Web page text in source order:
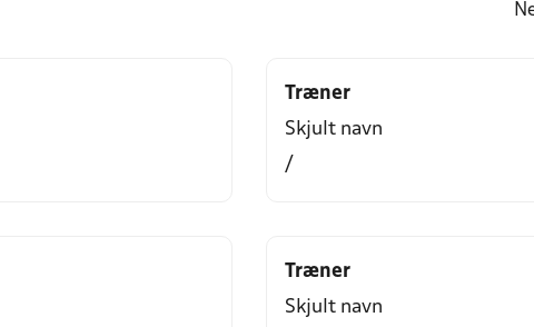
Træner
Skjult navn
/
Træner
Skjult navn